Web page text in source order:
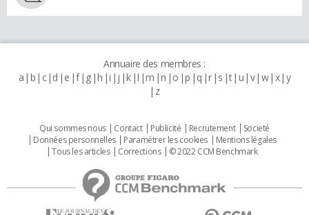
Annuaire des membres :
a b c d e f g h i j k l m n o p q r s t u v w x y
z
Qui sommes nous Contact Publicité Recrutement
Societé
Données personnelles
Paramétrer les cookies
Mentions légales
Tous les articles
Corrections © 2022 CCM Benchmark